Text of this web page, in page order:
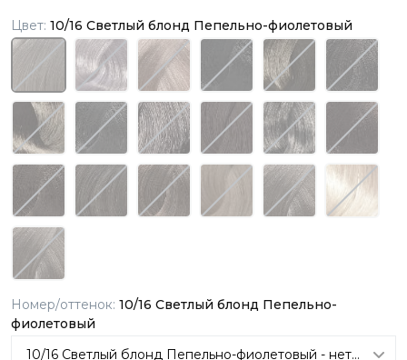
Цвет: 10/16 Светлый блонд Пепельно-фиолетовый
Номер/оттенок: 10/16 Светлый блонд Пепельно-
фиолетовый